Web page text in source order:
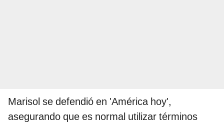
Marisol se defendió en 'América hoy',
asegurando que es normal utilizar términos